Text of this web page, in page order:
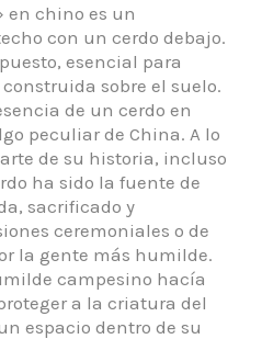
en chino es un
con un cerdo debajo.
esencial para
sobre el suelo.
de un cerdo en
peculiar de China. A lo
de su historia, incluso
ha sido la fuente de
sacrificado y
ceremoniales o de
la gente más humilde.
campesino hacía
a la criatura del
espacio dentro de su